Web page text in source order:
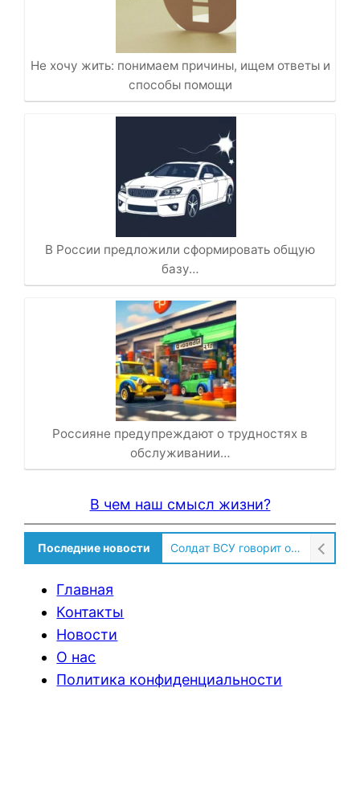
Не хочу жить: понимаем причины, ищем ответы и
способы помощи
В России предложили сформировать общую
базу…
Россияне предупреждают о трудностях в
обслуживании…
В чем наш смысл жизни?
Последние новости Солдат ВСУ говорит о том, чтобы продавали топливо для ремонта техники в Угледаре
Главная
Контакты
Новости
О нас
Политика конфиденциальности